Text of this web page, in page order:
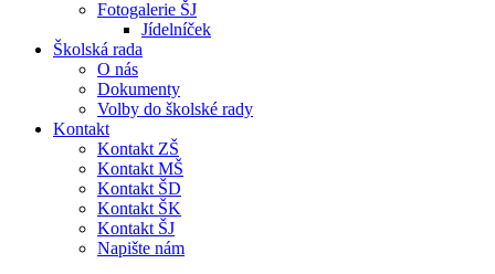
Fotogalerie ŠJ
Jídelníček
Školská rada
O nás
Dokumenty
Volby do školské rady
Kontakt
Kontakt ZŠ
Kontakt MŠ
Kontakt ŠD
Kontakt ŠK
Kontakt ŠJ
Napište nám